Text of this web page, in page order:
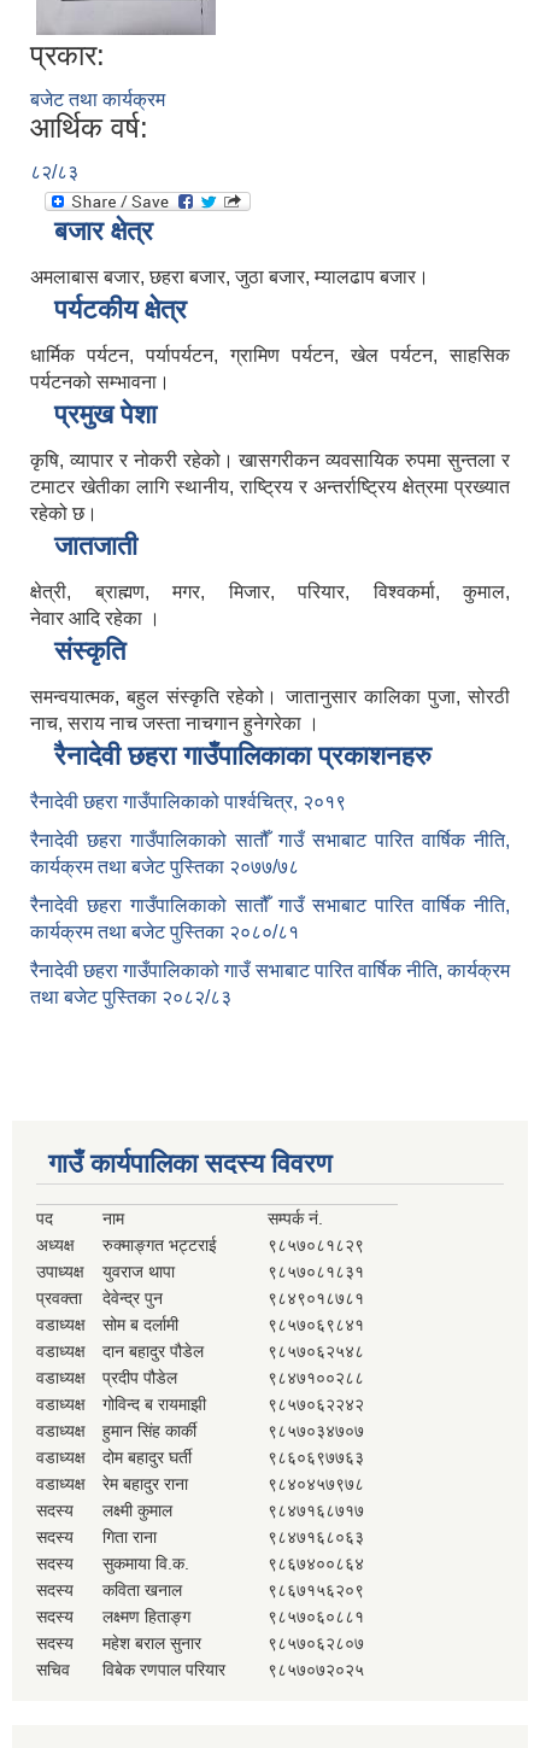
प्रकार:
बजेट तथा कार्यक्रम
आर्थिक वर्ष:
८२/८३
बजार क्षेत्र
अमलाबास बजार, छहरा बजार, जुठा बजार, म्यालढाप बजार।
पर्यटकीय क्षेत्र
धार्मिक पर्यटन, पर्यापर्यटन, ग्रामिण पर्यटन, खेल पर्यटन, साहसिक
पर्यटनको सम्भावना।
प्रमुख पेशा
कृषि, व्यापार र नोकरी रहेको। खासगरीकन व्यवसायिक रुपमा सुन्तला र
टमाटर खेतीका लागि स्थानीय, राष्ट्रिय र अन्तर्राष्ट्रिय क्षेत्रमा प्रख्यात
रहेको छ।
जातजाती
क्षेत्री, ब्राह्मण, मगर, मिजार, परियार, विश्वकर्मा, कुमाल,
नेवार आदि रहेका ।
संस्कृति
समन्वयात्मक, बहुल संस्कृति रहेको। जातानुसार कालिका पुजा, सोरठी
नाच, सराय नाच जस्ता नाचगान हुनेगरेका ।
रैनादेवी छहरा गाउँपालिकाका प्रकाशनहरु
रैनादेवी छहरा गाउँपालिकाको पार्श्वचित्र, २०१९
रैनादेवी छहरा गाउँपालिकाको सातौँ गाउँ सभाबाट पारित वार्षिक नीति,
कार्यक्रम तथा बजेट पुस्तिका २०७७/७८
रैनादेवी छहरा गाउँपालिकाको सातौँ गाउँ सभाबाट पारित वार्षिक नीति,
कार्यक्रम तथा बजेट पुस्तिका २०८०/८१
रैनादेवी छहरा गाउँपालिकाको गाउँ सभाबाट पारित वार्षिक नीति, कार्यक्रम
तथा बजेट पुस्तिका २०८२/८३
गाउँ कार्यपालिका सदस्य विवरण
पद नाम
सम्पर्क नं.
अध्यक्ष
रुक्माङ्गत भट्टराई
९८५७०८१८२९
उपाध्यक्ष
युवराज थापा
९८५७०८१८३१
प्रवक्ता
देवेन्द्र पुन
९८४९०१८७८१
वडाध्यक्ष
सोम ब दर्लामी
९८५७०६९८४१
वडाध्यक्ष
दान बहादुर पौडेल
९८५७०६२५४८
वडाध्यक्ष
प्रदीप पौडेल
९८४७१००२८८
वडाध्यक्ष
गोविन्द ब रायमाझी
९८५७०६२२४२
वडाध्यक्ष
हुमान सिंह कार्की
९८५७०३४७०७
वडाध्यक्ष
दोम बहादुर घर्ती
९८६०६९७७६३
वडाध्यक्ष
रेम बहादुर राना
९८४०४५७९७८
सदस्य
लक्ष्मी कुमाल
९८४७१६८७१७
सदस्य
गिता राना
९८४७१६८०६३
सदस्य
सुकमाया वि.क.
९८६७४००८६४
सदस्य
कविता खनाल
९८६७१५६२०९
सदस्य
लक्ष्मण हिताङ्ग
९८५७०६०८८१
सदस्य
महेश बराल सुनार
९८५७०६२८०७
सचिव
विबेक रणपाल परियार ९८५७०७२०२५